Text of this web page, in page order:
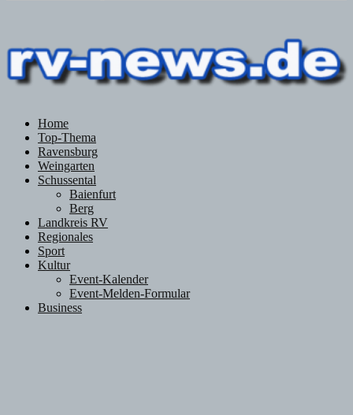
Home
Top-Thema
Ravensburg
Weingarten
Schussental
Baienfurt
Berg
Landkreis RV
Regionales
Sport
Kultur
Event-Kalender
Event-Melden-Formular
Business